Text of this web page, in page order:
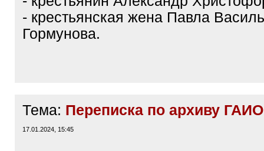
- крестьянская жена Павла
Гормунова.
Тема: Переписка по архиву ГАИО
17.01.2024, 15:45